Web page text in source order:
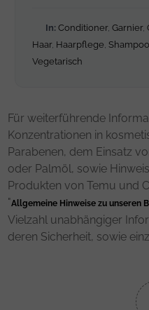
In: Conditioner,Garnier,
Haar, Haarpflege ,Shampoo
Vegetarisch
Für weiterführende
Konzentrationen in
Parabenen, dem Einsatz
oder Palmöl, sowie
Produkten von Temu und
"Allgemeine Hinweise zu unseren
Vielzahl unabhängiger
deren Sicherheit, sowie